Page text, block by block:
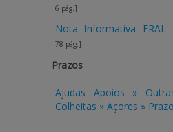
6 pág.]
Nota Informativa FRAL
78 pág.]
Prazos
Ajudas Apoios »
Colheitas » Açores »